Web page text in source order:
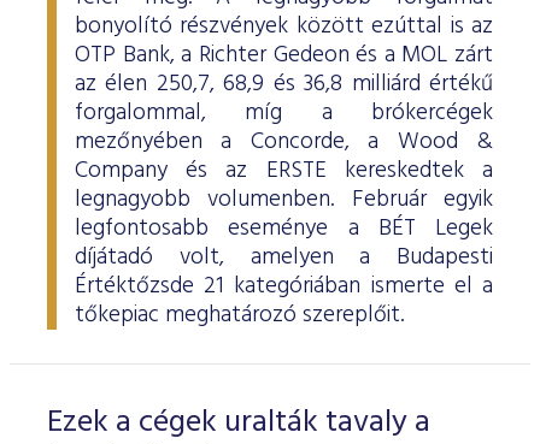
bonyolító részvények között ezúttal is az
OTP Bank, a Richter Gedeon és a MOL zárt
az élen 250,7, 68,9 és 36,8 milliárd értékű
forgalommal, míg a brókercégek
mezőnyében a Concorde, a Wood &
Company és az ERSTE kereskedtek a
legnagyobb volumenben. Február egyik
legfontosabb eseménye a BÉT Legek
díjátadó volt, amelyen a Budapesti
Értéktőzsde 21 kategóriában ismerte el a
tőkepiac meghatározó szereplőit.
Ezek a cégek uralták tavaly a